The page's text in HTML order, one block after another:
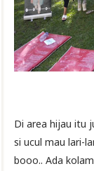
Di area hijau itu
si ucul mau lari-
booo.. Ada